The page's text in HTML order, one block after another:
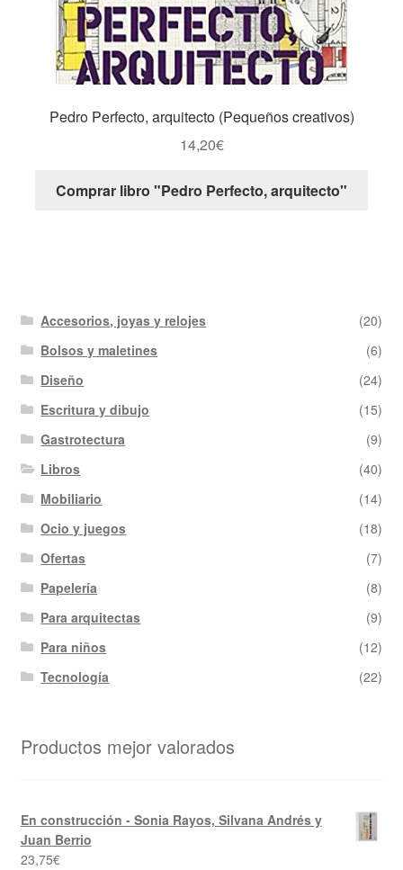
Pedro Perfecto, arquitecto (Pequeños creativos)
14,20€
Comprar libro "Pedro Perfecto, arquitecto"
Accesorios, joyas y relojes
(20)
Bolsos y maletines
(6)
Diseño
(24)
Escritura y dibujo
(15)
Gastrotectura
(9)
Libros
(40)
Mobiliario
(14)
Ocio y juegos
(18)
Ofertas
(7)
Papelería
(8)
Para arquitectas
(9)
Para niños
(12)
Tecnología
(22)
Productos mejor valorados
En construcción - Sonia Rayos, Silvana Andrés y
Juan Berrio
23,75€